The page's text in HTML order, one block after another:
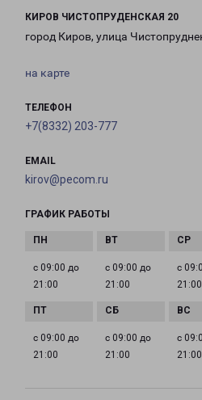
КИРОВ ЧИСТОПРУДЕНСКАЯ 20
город Киров, улица
на карте
ТЕЛЕФОН
+7(8332) 203-777
EMAIL
kirov@pecom.ru
ГРАФИК РАБОТЫ
с 09:00 до
21:00
с 09:00 до
21:00
с
21:00
с 09:00 до
21:00
с 09:00 до
21:00
с
21:00